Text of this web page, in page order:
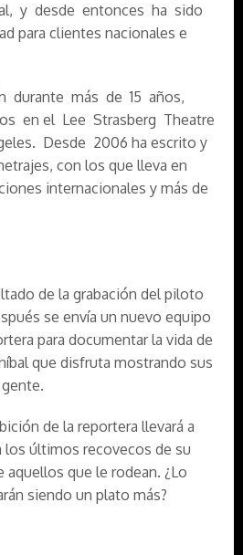
y desde entonces ha sido
para clientes nacionales e
durante más de 15 años,
en el Lee Strasberg Theatre
Desde 2006 ha escrito y
con los que lleva en
internacionales y más de
de la grabación del piloto
se envía un nuevo equipo
para documentar la vida de
que disfruta mostrando sus
de la reportera llevará a
los últimos recovecos de su
aquellos que le rodean. ¿Lo
siendo un plato más?